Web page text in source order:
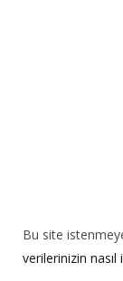
Bu site
verilerinizin